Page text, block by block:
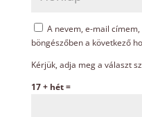
A nevem, e-mail
böngészőben a következő
Kérjük, adja meg a választ
17 + hét =